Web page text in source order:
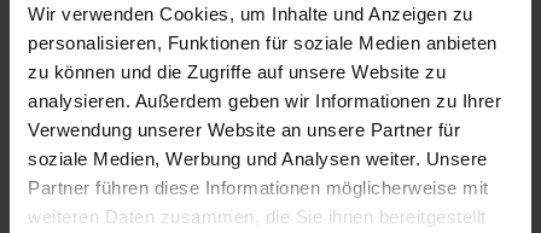
Wir verwenden Cookies, um Inhalte und Anzeigen zu
personalisieren, Funktionen für soziale Medien anbieten
zu können und die Zugriffe auf unsere Website zu
analysieren. Außerdem geben wir Informationen zu Ihrer
Verwendung unserer Website an unsere Partner für
soziale Medien, Werbung und Analysen weiter. Unsere
Partner führen diese Informationen möglicherweise mit
weiteren Daten zusammen, die Sie ihnen bereitgestellt
KochChemie · Art-Nr. 9998263